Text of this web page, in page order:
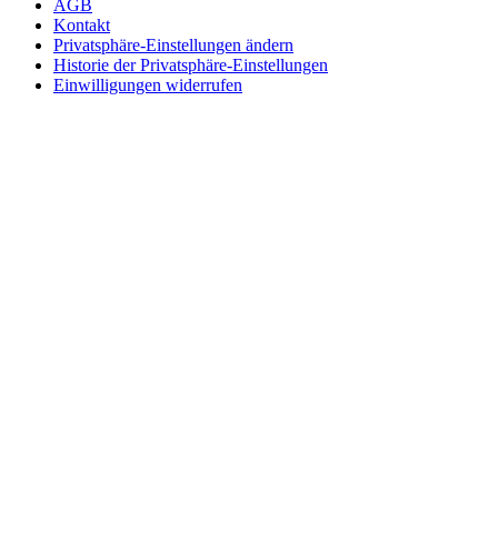
AGB
Kontakt
Privatsphäre-Einstellungen ändern
Historie der Privatsphäre-Einstellungen
Einwilligungen widerrufen